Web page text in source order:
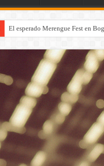
El esperado Merengue Fest en